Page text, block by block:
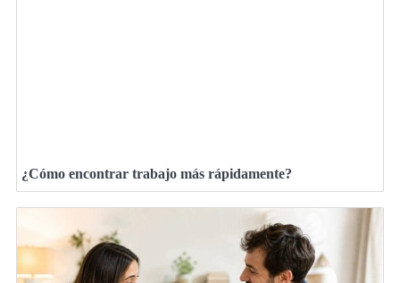
¿Cómo encontrar trabajo más rápidamente?